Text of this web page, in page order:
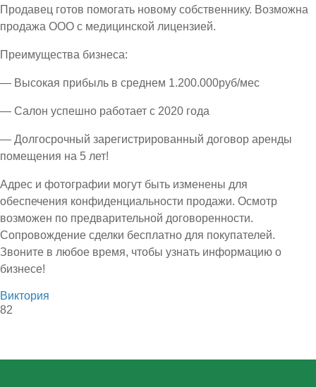
Продавец готов помогать новому собственнику. Возможна
продажа ООО с медицинской лицензией.
Преимущества бизнеса:
— Высокая прибыль в среднем 1.200.000руб/мес
— Салон успешно работает с 2020 года
— Долгосрочный зарегистрированный договор аренды
помещения на 5 лет!
Адрес и фотографии могут быть изменены для
обеспечения конфиденциальности продажи. Осмотр
возможен по предварительной договоренности.
Сопровождение сделки бесплатно для покупателей.
Звоните в любое время, чтобы узнать информацию о
бизнесе!
Виктория
82